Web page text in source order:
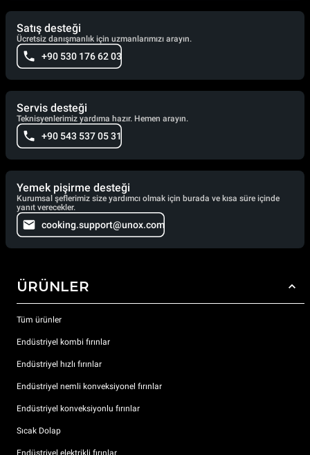
Satış desteği
Ücretsiz danışmanlık için uzmanlarımızı arayın.
+90 530 176 62 03
Servis desteği
Teknisyenlerimiz yardıma hazır. Hemen arayın.
+90 543 537 05 31
Yemek pişirme desteği
Kurumsal şeflerimiz size yardımcı olmak için burada ve kısa süre içinde
yanıt verecekler.
cooking.support@unox.com
ÜRÜNLER
Tüm ürünler
Endüstriyel kombi fırınlar
Endüstriyel hızlı fırınlar
Endüstriyel nemli konveksiyonel fırınlar
Endüstriyel konveksiyonlu fırınlar
Sıcak Dolap
Endüstriyel elektrikli fırınlar